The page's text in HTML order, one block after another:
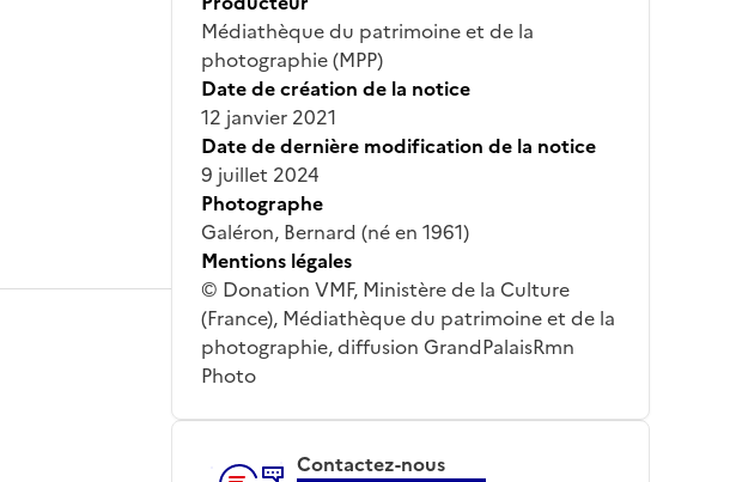
Médiathèque du patrimoine et de la
photographie (MPP)
Date de création de la notice
12 janvier 2021
Date de dernière modification de la notice
9 juillet 2024
Photographe
Galéron, Bernard (né en 1961)
Mentions légales
© Donation VMF, Ministère de la Culture
(France), Médiathèque du patrimoine et de la
photographie, diffusion GrandPalaisRmn
Photo
Contactez-nous